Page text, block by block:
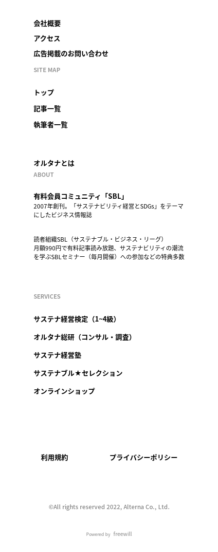
会社概要
アクセス
広告掲載のお問い合わせ
SITE MAP
トップ
記事一覧
執筆者一覧
オルタナとは
ABOUT
有料会員コミュニティ「SBL」
2007年創刊。「サステナビリティ経営とSDGs」をテーマ
にしたビジネス情報誌
読者組織SBL（サステナブル・ビジネス・リーグ）
月額990円で有料記事読み放題、サステナビリティの潮流
を学ぶSBLセミナー（毎月開催）への参加などの特典多数
SERVICES
サステナ経営検定（1~4級）
オルタナ総研（コンサル・調査）
サステナ経営塾
サステナブル★セレクション
オンラインショップ
利用規約 プライバシーポリシー
©︎All rights reserved 2022, Alterna Co., Ltd.
Powered by freewill